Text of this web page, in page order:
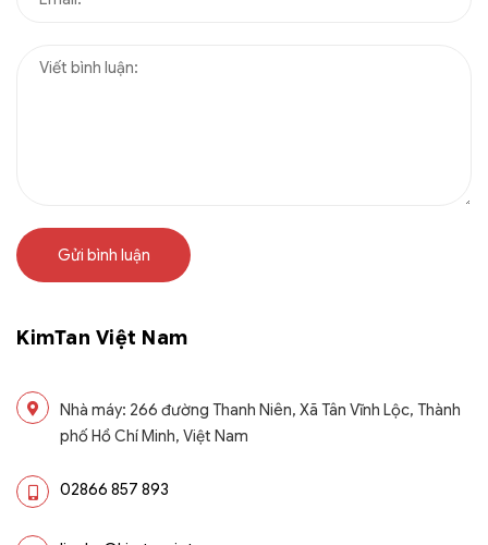
Gửi bình luận
KimTan Việt Nam
Nhà máy: 266 đường Thanh Niên, Xã Tân Vĩnh Lộc, Thành
phố Hồ Chí Minh, Việt Nam
02866 857 893